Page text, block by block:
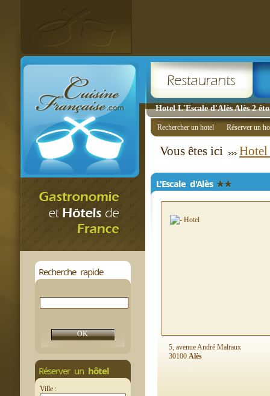
Hotel L'Escale d'Alès Alès 2
Recherche rapide
Réserver un hôtel
Ville :
Rechercher un hotel Réserver un
Vous êtes ici Hotel
L'Escale d'Alès
5, avenue André Malraux
30100 Alès